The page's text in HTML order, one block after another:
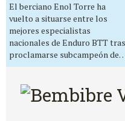
El berciano Enol Torre ha
vuelto a situarse entre los
mejores especialistas
nacionales de Enduro BTT tras
proclamarse subcampeón